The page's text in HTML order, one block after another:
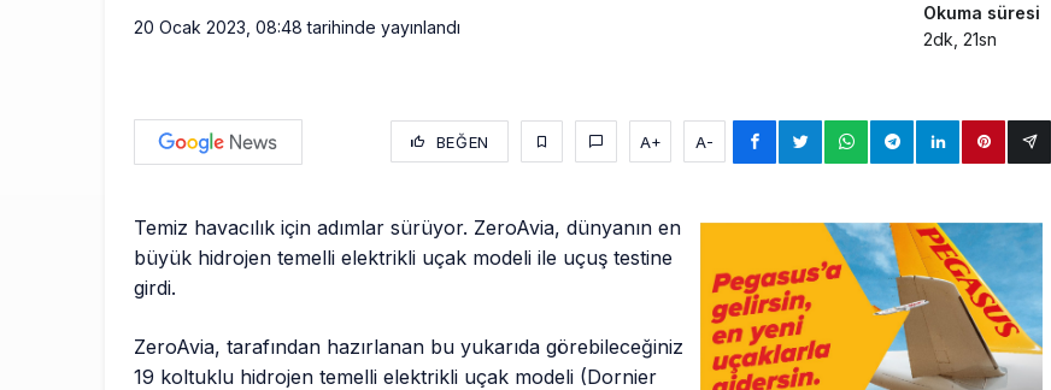
20 Ocak 2023, 08:48 tarihinde yayınlandı
Okuma süresi
2dk, 21sn
BEĞEN A+ A-
Temiz havacılık için adımlar sürüyor. ZeroAvia, dünyanın en
büyük hidrojen temelli elektrikli uçak modeli ile uçuş testine
girdi.
ZeroAvia, tarafından hazırlanan bu yukarıda görebileceğiniz
19 koltuklu hidrojen temelli elektrikli uçak modeli (Dornier